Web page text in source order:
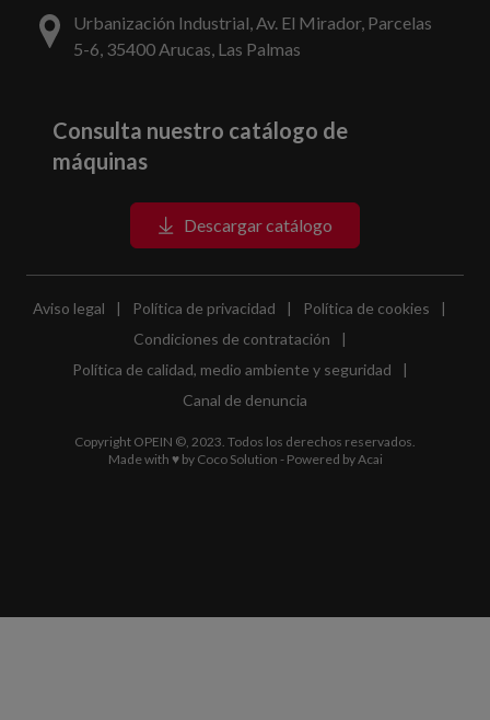
Urbanización Industrial, Av. El Mirador, Parcelas
5-6, 35400 Arucas, Las Palmas
Consulta nuestro catálogo de
máquinas
Descargar catálogo
Aviso legal | Política de privacidad | Política de cookies
|
Condiciones de contratación
|
Política de calidad, medio ambiente y seguridad
|
Canal de denuncia
Copyright OPEIN ©, 2023. Todos los derechos reservados.
Made with ♥ by Coco Solution - Powered byAcai